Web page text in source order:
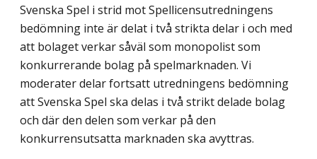
Svenska Spel i strid mot Spellicens­utredningens
bedömning inte är delat i två strikta delar i och med
att bolaget verkar såväl som monopolist som
konkurrerande bolag på spelmarknaden. Vi
moderater delar fortsatt utredningens bedömning
att Svenska Spel ska delas i två strikt delade bolag
och där den delen som verkar på den
konkurrensutsatta marknaden ska avyttras.